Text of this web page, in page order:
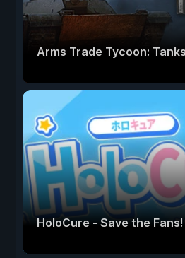
Arms Trade Tycoon: Tanks
HoloCure - Save the Fans!